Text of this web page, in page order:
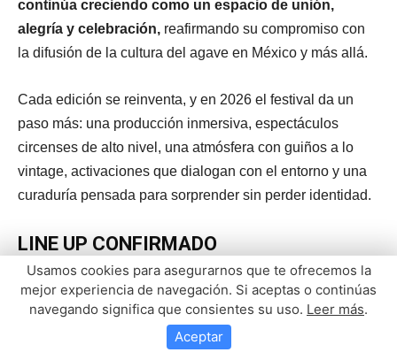
Usamos cookies para asegurarnos que te ofrecemos la
mejor experiencia de navegación. Si aceptas o continúas
navegando significa que consientes su uso. Leer más.
Aceptar